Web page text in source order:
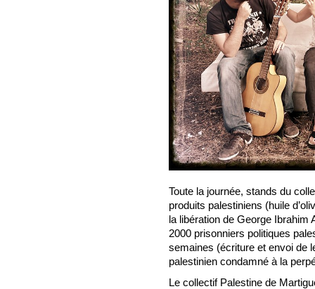
Toute la journée, stands du
produits palestiniens (huile
la libération de George Ibrahim
2000 prisonniers politiques
semaines (écriture et envoi de
palestinien condamné à la
Le collectif Palestine de